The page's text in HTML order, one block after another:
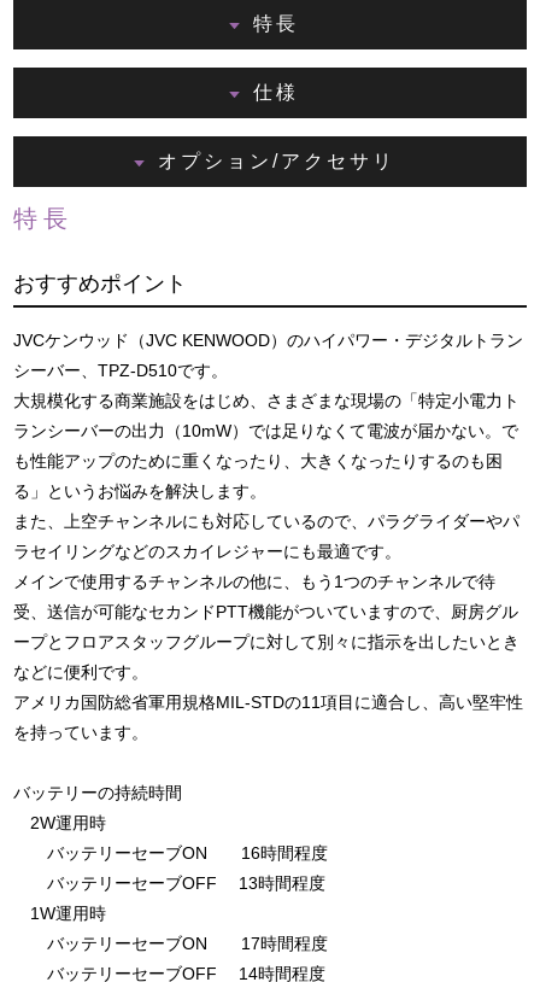
特長
仕様
オプション/アクセサリ
特長
おすすめポイント
JVCケンウッド（JVC KENWOOD）のハイパワー・デジタルトラン
シーバー、TPZ-D510です。
大規模化する商業施設をはじめ、さまざまな現場の「特定小電力ト
ランシーバーの出力（10mW）では足りなくて電波が届かない。で
も性能アップのために重くなったり、大きくなったりするのも困
る」というお悩みを解決します。
また、上空チャンネルにも対応しているので、パラグライダーやパ
ラセイリングなどのスカイレジャーにも最適です。
メインで使用するチャンネルの他に、もう1つのチャンネルで待
受、送信が可能なセカンドPTT機能がついていますので、厨房グル
ープとフロアスタッフグループに対して別々に指示を出したいとき
などに便利です。
アメリカ国防総省軍用規格MIL-STDの11項目に適合し、高い堅牢性
を持っています。
バッテリーの持続時間
2W運用時
バッテリーセーブON 16時間程度
バッテリーセーブOFF 13時間程度
1W運用時
バッテリーセーブON 17時間程度
バッテリーセーブOFF 14時間程度